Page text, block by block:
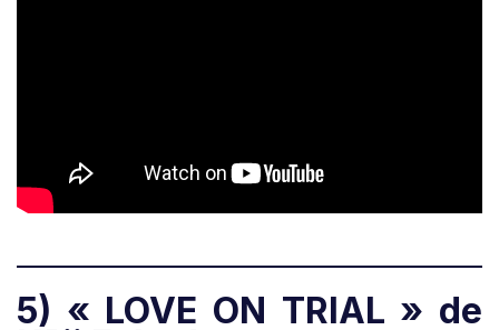
5) « LOVE ON TRIAL » de